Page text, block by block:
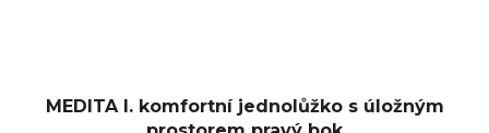
MEDITA I. komfortní jednolůžko s úložným